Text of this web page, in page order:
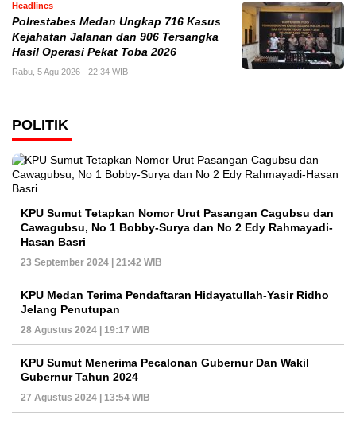
Headlines
Polrestabes Medan Ungkap 716 Kasus
Kejahatan Jalanan dan 906 Tersangka
Hasil Operasi Pekat Toba 2026
Rabu, 5 Agu 2026 - 22:34 WIB
POLITIK
KPU Sumut Tetapkan Nomor Urut Pasangan Cagubsu dan
Cawagubsu, No 1 Bobby-Surya dan No 2 Edy Rahmayadi-
Hasan Basri
23 September 2024 | 21:42 WIB
KPU Medan Terima Pendaftaran Hidayatullah-Yasir Ridho
Jelang Penutupan
28 Agustus 2024 | 19:17 WIB
KPU Sumut Menerima Pecalonan Gubernur Dan Wakil
Gubernur Tahun 2024
27 Agustus 2024 | 13:54 WIB